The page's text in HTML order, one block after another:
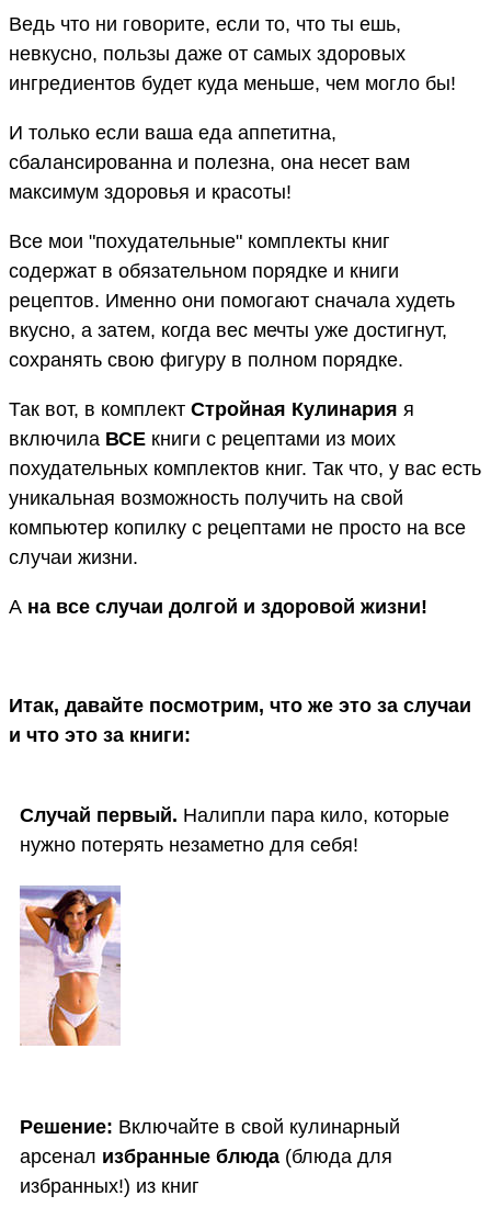
Ведь что ни говорите, если то, что ты ешь,
невкусно, пользы даже от самых здоровых
ингредиентов будет куда меньше, чем могло бы!
И только если ваша еда аппетитна,
сбалансированна и полезна, она несет вам
максимум здоровья и красоты!
Все мои "похудательные" комплекты книг
содержат в обязательном порядке и книги
рецептов. Именно они помогают сначала худеть
вкусно, а затем, когда вес мечты уже достигнут,
сохранять свою фигуру в полном порядке.
Так вот, в комплект Стройная Кулинария я
включила ВСЕ книги с рецептами из моих
похудательных комплектов книг. Так что, у вас есть
уникальная возможность получить на свой
компьютер копилку с рецептами не просто на все
случаи жизни.
А на все случаи долгой и здоровой жизни!
Итак, давайте посмотрим, что же это за случаи
и что это за книги:
Случай первый. Налипли пара кило, которые
нужно потерять незаметно для себя!
Решение: Включайте в свой кулинарный
арсенал избранные блюда (блюда для
избранных!) из книг